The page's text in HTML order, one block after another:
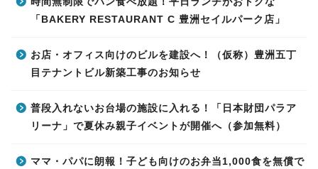
「BAKERY RESTAURANT C 豊洲セイルパーク店」
お店・オフィス向けのビルを建設へ！（仮称）豊洲五丁
目テナントビル新築工事のお知らせ
普段入れないお台場の施設に入れる！「日本財団パラア
リーナ」で夏休み親子イベントが開催へ（参加無料）
ママ・パパに朗報！子ども向けのお弁当1,000食を無償で